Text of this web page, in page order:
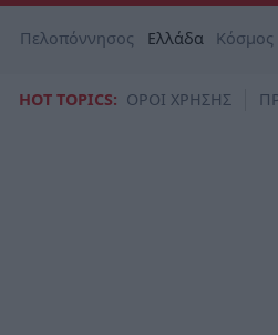
Πελοπόννησος Ελλάδα Κόσμος
HOT TOPICS: ΟΡΟΙ ΧΡΗΣΗΣ